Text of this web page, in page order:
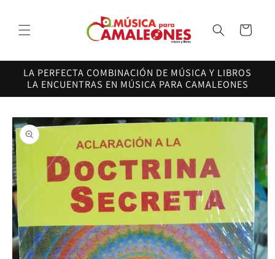
al contenido
Carrito
LA PERFECTA COMBINACIÓN DE MÚSICA Y LIBROS
LA ENCUENTRAS EN MÚSICA PARA CAMALEONES
directamente
a la
información
del producto